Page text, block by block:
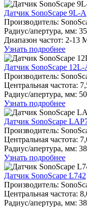
Датчик SonoScape 9L-A
Производитель:
Радиуc/апертура, мм: 35
Диапазон частот: 2-13
Узнать подробнее
Датчик SonoScape 12L-
Производитель:
Центральная частота:
Радиуc/апертура, мм: 50
Узнать подробнее
Датчик SonoScape
Производитель:
Центральная частота:
Радиуc/апертура, мм: 38
Узнать подробнее
Датчик SonoScape L742
Производитель:
Центральная частота:
Радиуc/апертура, мм: 38